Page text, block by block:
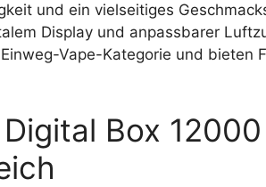
und ein vielseitiges
Display und anpassbarer
Vape-Kategorie und bieten
Box